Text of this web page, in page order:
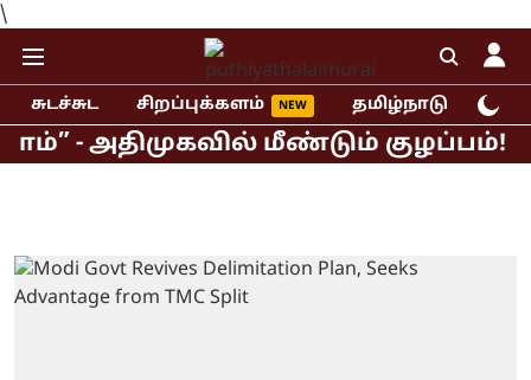
\
சுடச்சுட சிறப்புக்களம் தமிழ்நாடு
மீண்டும் குழப்பம்!